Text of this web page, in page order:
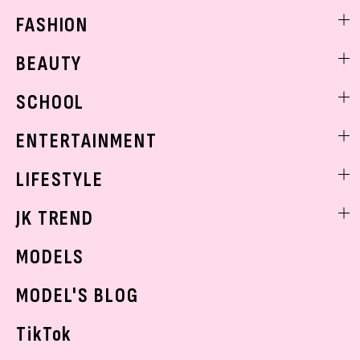
FASHION
着回し
BEAUTY
ベストコスメ
ボディケア
SCHOOL
学校ヘアメイク
ENTERTAINMENT
K-POP
LIFESTYLE
モデルの購入品
JK TREND
MODELS
MODEL'S BLOG
TikTok